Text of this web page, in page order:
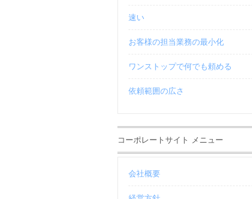
速い
お客様の担当業務の最小化
ワンストップで何でも頼める
依頼範囲の広さ
コーポレートサイト メニュー
会社概要